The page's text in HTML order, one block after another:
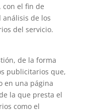
con el fin de
de los
del servicio.
de la forma
publicitarios que,
en una página
la que presta el
como el